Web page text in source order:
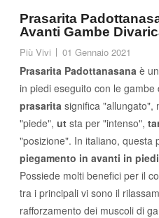
Prasarita
Avanti Gambe
Più Vivi 01 Gennaio 2021
Prasarita Padottanasana è
in piedi eseguito con le gambe
prasarita significa "allungato",
"piede", ut sta per "intenso",
"posizione". In italiano, questa
piegamento in avanti in
Possiede molti benefici per il
tra i principali vi sono il
rafforzamento dei muscoli di